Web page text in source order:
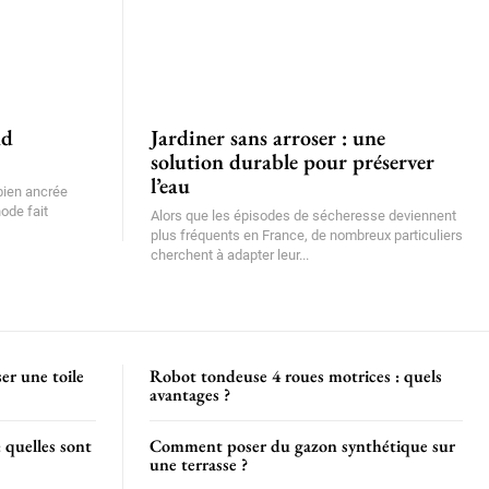
ancrée
fait
Jardiner sans arroser : une
solution durable pour préserver
l’eau
Alors que les épisodes de sécheresse deviennent
plus fréquents en France, de nombreux particuliers
cherchent à adapter leur...
une toile
sont
Robot tondeuse 4 roues motrices : quels
avantages ?
Comment poser du gazon synthétique sur
une terrasse ?